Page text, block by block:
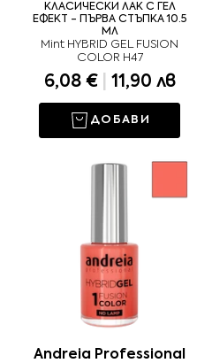
КЛАСИЧЕСКИ ЛАК С ГЕЛ
ЕФЕКТ - ПЪРВА СТЪПКА 10.5
МЛ
Mint HYBRID GEL FUSION
COLOR H47
6,08 € 11,90 лв
ДОБАВИ
Andreia Professional